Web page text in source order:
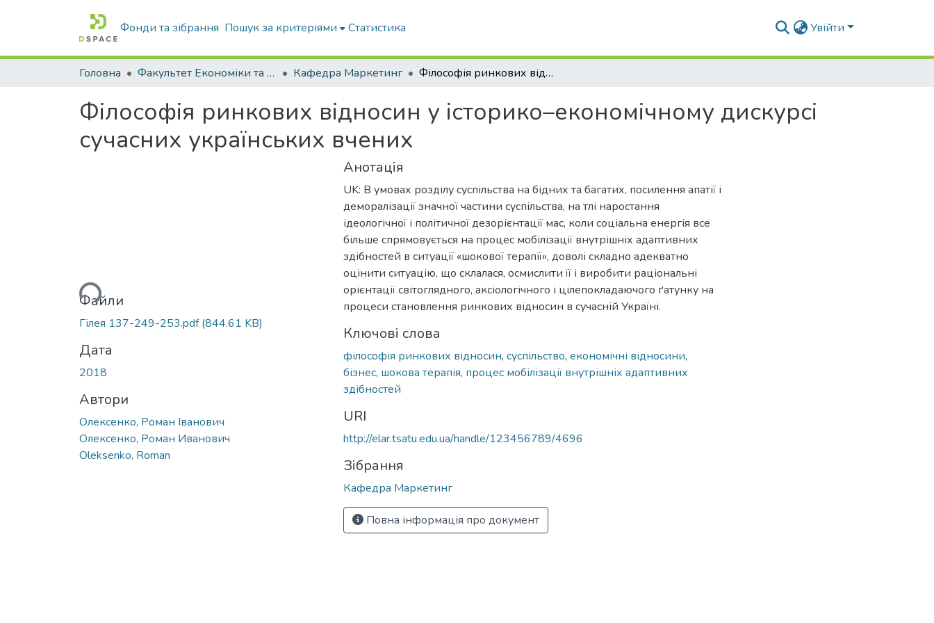
Фонди та зібрання Пошук за критеріями Статистика Увійти
Головна Факультет Економіки та бізнесу Кафедра Маркетинг Філософія ринкових відносин у історико–економічному дискурсі сучасних українських вчених
Філософія ринкових відносин у історико–економічному дискурсі
сучасних українських вчених
Вантажиться...Файли
Гілея 137-249-253.pdf(844.61 KB)
Дата
2018
Автори
Олексенко, Роман Іванович
Олексенко, Роман Иванович
Oleksenko, Roman
Анотація
UK: В умовах розділу суспільства на бідних та багатих, посилення апатії і
деморалізації значної частини суспільства, на тлі наростання
ідеологічної і політичної дезорієнтації мас, коли соціальна енергія все
більше спрямовується на процес мобілізації внутрішніх адаптивних
здібностей в ситуації «шокової терапії», доволі складно адекватно
оцінити ситуацію, що склалася, осмислити її і виробити раціональні
орієнтації світоглядного, аксіологічного і цілепокладаючого ґатунку на
процеси становлення ринкових відносин в сучасній Україні.
Ключові слова
філософія ринкових відносин, суспільство, економічні відносини,
бізнес, шокова терапія, процес мобілізації внутрішніх адаптивних
здібностей
URI
http://elar.tsatu.edu.ua/handle/123456789/4696
Зібрання
Кафедра Маркетинг
Повна інформація про документ